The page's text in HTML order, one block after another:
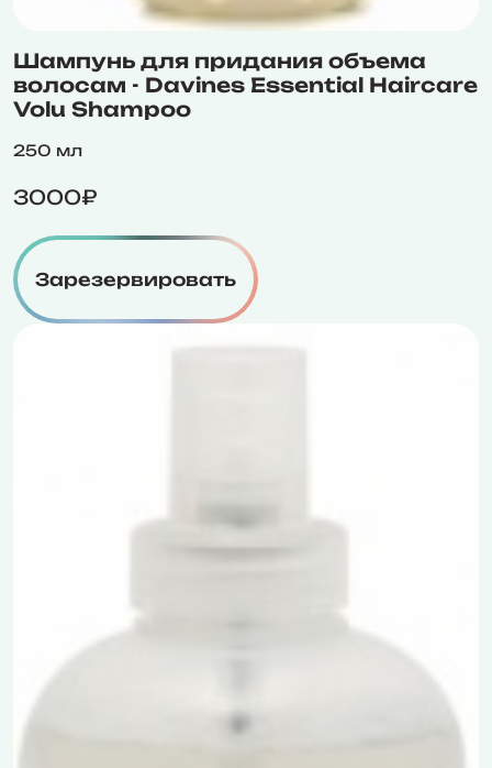
Шампунь для придания объема
волосам - Davines Essential Haircare
Volu Shampoo
250 мл
3000₽
Зарезервировать